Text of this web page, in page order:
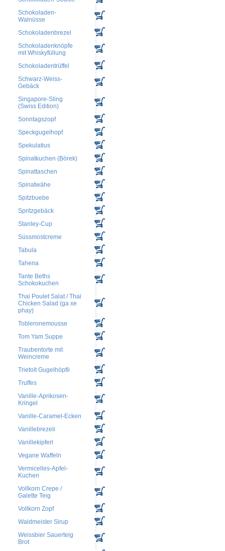
Schokoladen-
Walnüsse
Schokoladenbrezel
Schokoladenknöpfe
mit Whiskyfüllung
Schokoladentrüffel
Schwarz-Weiss-
Gebäck
Singapore-Sling
(Swiss Edition)
Sonntagszopf
Speckgugelhopf
Spekulatius
Spinatkuchen (Börek)
Spinattaschen
Spinatwähe
Spitzbuebe
Spritzgebäck
Stanley-Cup
Süssmostcreme
Tabula
Tahena
Tante Beths
Schokokuchen
Thai Poulet Salat / Thai
Chicken Salad (ga xe
phay)
Tobleronemousse
Tom Yam Suppe
Traubentorte mit
Weincreme
Trietolt Gugelhöpfli
Truffes
Vanille-Aprikosen-
Kringel
Vanille-Caramel-Ecken
Vanillebrezeli
Vanillekipferl
Vegane Waffeln
Vermicelles-Apfel-
Kuchen
Vollkorn Crepe /
Galette Teig
Vollkorn Zopf
Waldmeister Sirup
Weissbier Sauerteig
Brot